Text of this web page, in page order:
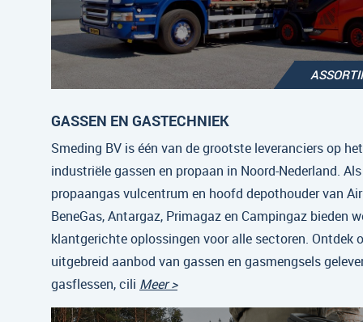
GASSEN EN GASTECHNIEK
Smeding BV is één van de grootste leveranciers op
industriële gassen en propaan in Noord-Nederland.
propaangas vulcentrum en hoofd depothouder van
BeneGas, Antargaz, Primagaz en Campingaz bieden
klantgerichte oplossingen voor alle sectoren. Ontdek
uitgebreid aanbod van gassen en gasmengsels
gasflessen, cili Meer >